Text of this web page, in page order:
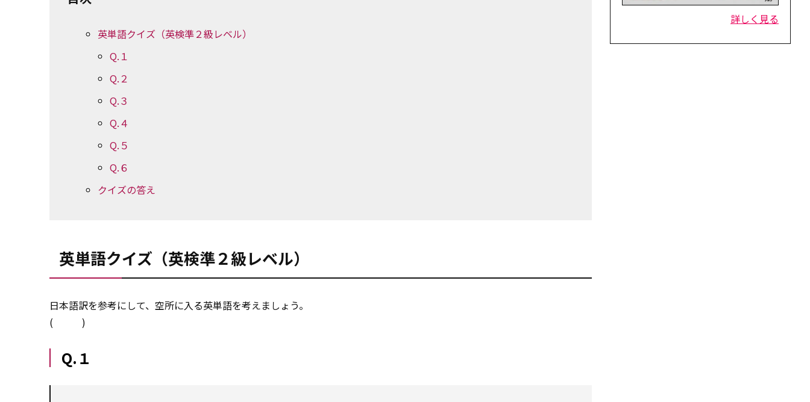
英単語クイズ（英検準２級レベル）
Q.１
Q.２
Q.３
Q.４
Q.５
Q.６
クイズの答え
英単語クイズ（英検準２級レベル）
日本語訳を参考にして、空所に入る英単語を考えましょう。
( )
Q.１
詳しく見る